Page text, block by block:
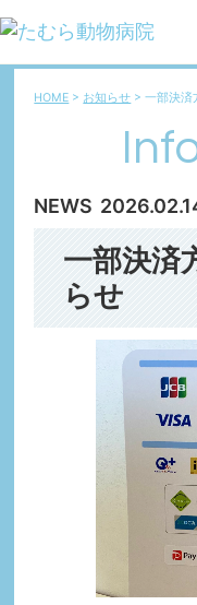
HOME お知らせ 一部決済
NEWS
一部決済
らせ